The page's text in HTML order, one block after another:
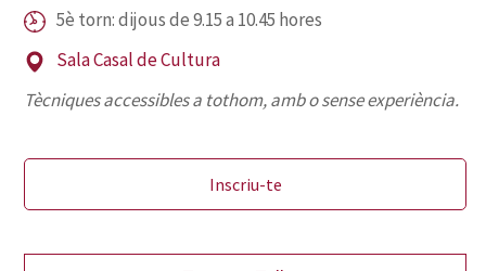
5è torn: dijous de 9.15 a 10.45 hores
Sala Casal de Cultura
Tècniques accessibles a tothom, amb o sense experiència.
Inscriu-te